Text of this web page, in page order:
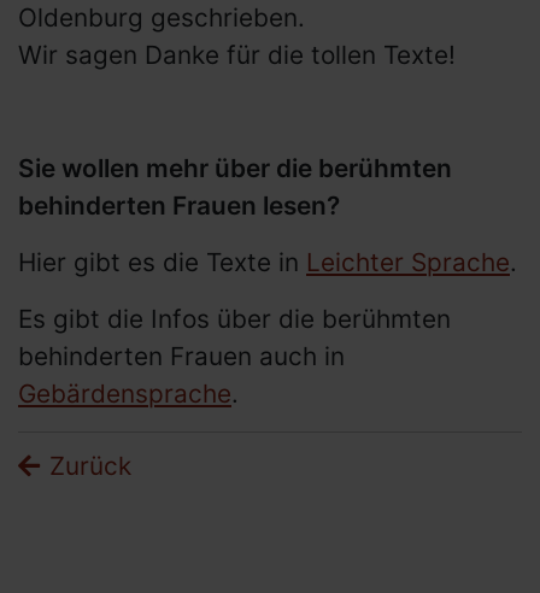
Oldenburg geschrieben.
Wir sagen Danke für die tollen Texte!
Sie wollen mehr über die berühmten
behinderten Frauen lesen?
Hier gibt es die Texte in Leichter Sprache.
Es gibt die Infos über die berühmten
behinderten Frauen auch in
Gebärdensprache.
Zurück